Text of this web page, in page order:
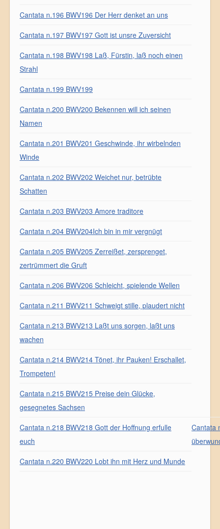
Cantata n.196 BWV196 Der Herr denket an uns
Cantata n.197 BWV197 Gott ist unsre Zuversicht
Cantata n.198 BWV198 Laß, Fürstin, laß noch einen
Strahl
Cantata n.199 BWV199
Cantata n.200 BWV200 Bekennen will ich seinen
Namen
Cantata n.201 BWV201 Geschwinde, ihr wirbelnden
Winde
Cantata n.202 BWV202 Weichet nur, betrübte
Schatten
Cantata n.203 BWV203 Amore traditore
Cantata n.204 BWV204Ich bin in mir vergnügt
Cantata n.205 BWV205 Zerreißet, zersprenget,
zertrümmert die Gruft
Cantata n.206 BWV206 Schleicht, spielende Wellen
Cantata n.211 BWV211 Schweigt stille, plaudert nicht
Cantata n.213 BWV213 Laßt uns sorgen, laßt uns
wachen
Cantata n.214 BWV214 Tönet, ihr Pauken! Erschallet,
Trompeten!
Cantata n.215 BWV215 Preise dein Glücke,
gesegnetes Sachsen
Cantata n.218 BWV218 Gott der Hoffnung erfulle
euch
Cantata
Cantata n.220 BWV220 Lobt ihn mit Herz und Munde